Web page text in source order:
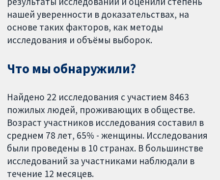
нашей уверенности в доказательствах, на
основе таких факторов, как методы
исследования и объёмы выборок.
Что мы обнаружили?
Найдено 22 исследования с участием 8463
пожилых людей, проживающих в обществе.
Возраст участников исследования составил в
среднем 78 лет, 65% - женщины. Исследования
были проведены в 10 странах. В большинстве
исследований за участниками наблюдали в
течение 12 месяцев.